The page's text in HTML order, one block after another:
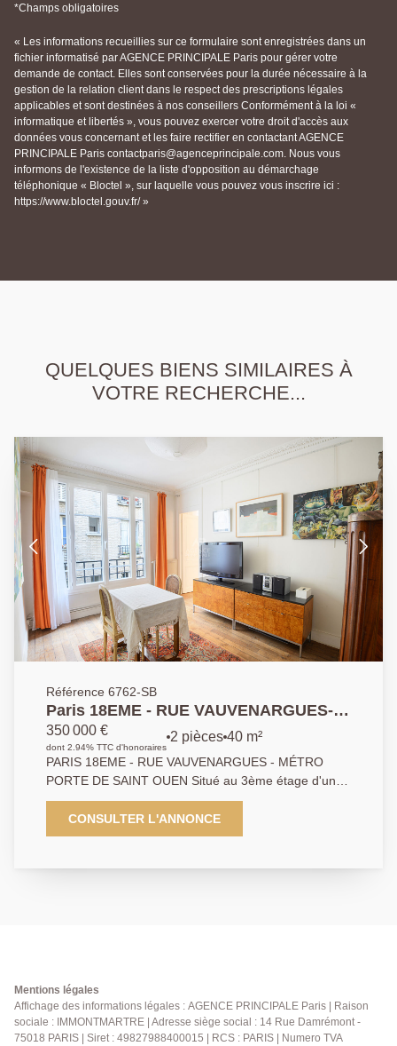
*Champs obligatoires
« Les informations recueillies sur ce formulaire sont enregistrées dans un
fichier informatisé par AGENCE PRINCIPALE Paris pour gérer votre
demande de contact. Elles sont conservées pour la durée nécessaire à la
gestion de la relation client dans le respect des prescriptions légales
applicables et sont destinées à nos conseillers Conformément à la loi «
informatique et libertés », vous pouvez exercer votre droit d'accès aux
données vous concernant et les faire rectifier en contactant AGENCE
PRINCIPALE Paris contactparis@agenceprincipale.com. Nous vous
informons de l'existence de la liste d'opposition au démarchage
téléphonique « Bloctel », sur laquelle vous pouvez vous inscrire ici :
https://www.bloctel.gouv.fr/ »
QUELQUES BIENS SIMILAIRES À
VOTRE RECHERCHE...
Référence 6762-SB
Paris 18EME - RUE VAUVENARGUES-
MÉTRO PORTE DE SAINT OUEN
350 000 €
dont 2.94% TTC d'honoraires
2 pièces 40 m²
PARIS 18EME - RUE VAUVENARGUES - MÉTRO
PORTE DE SAINT OUEN Situé au 3ème étage d'un
immeuble ancien donnant sur cour, ce très bel
appartement se compose : d'une entrée, un dressing,
un débarras, un séjour, une cuisine indépendante
CONSULTER L'ANNONCE
Mentions légales
Affichage des informations légales : AGENCE PRINCIPALE Paris | Raison
sociale : IMMONTMARTRE | Adresse siège social : 14 Rue Damrémont -
75018 PARIS | Siret : 49827988400015 | RCS : PARIS | Numero TVA